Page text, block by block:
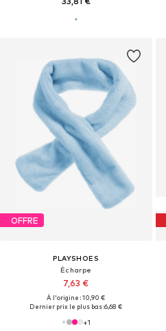
OFFRE
PLAYSHOES
Écharpe
7,63 €
À l'origine : 10,90 €
Dernier prix le plus bas :6,68 €
+1